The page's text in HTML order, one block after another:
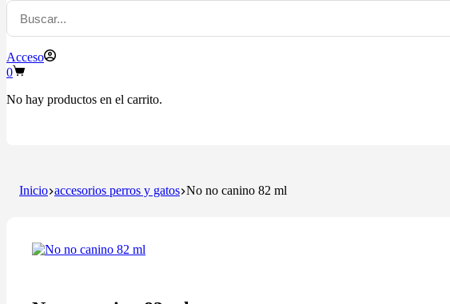
Acceso
0
No hay productos en el carrito.
Inicio accesorios perros y gatos No no canino 82 ml